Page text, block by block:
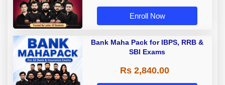
Enroll Now
Bank Maha Pack for IBPS, RRB &
SBI Exams
Rs 2,840.00